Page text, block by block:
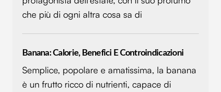
che più di ogni altra cosa sa di
Banana: Calorie, Benefici E Controindicazioni
Semplice, popolare e amatissima, la banana
è un frutto ricco di nutrienti, capace di